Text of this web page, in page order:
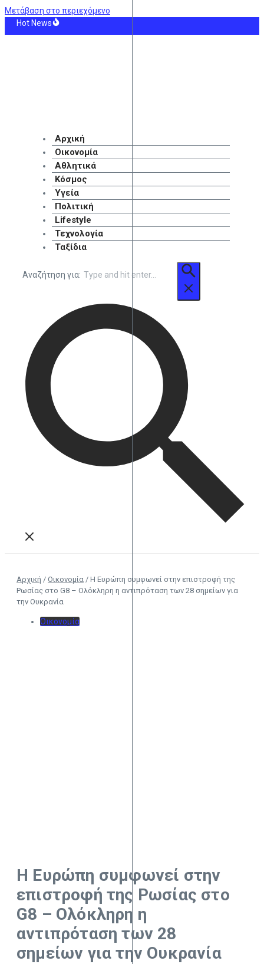
Μετάβαση στο περιεχόμενο
Hot News
Αρχική
Οικονομία
Αθλητικά
Κόσμος
Υγεία
Πολιτική
Lifestyle
Τεχνολογία
Ταξίδια
Αναζήτηση για:
Αρχική / Οικονομία / Η Ευρώπη συμφωνεί στην επιστροφή της
Ρωσίας στο G8 – Ολόκληρη η αντιπρόταση των 28 σημείων για
την Ουκρανία
Οικονομία
Η Ευρώπη συμφωνεί στην
επιστροφή της Ρωσίας στο
G8 – Ολόκληρη η
αντιπρόταση των 28
σημείων για την Ουκρανία